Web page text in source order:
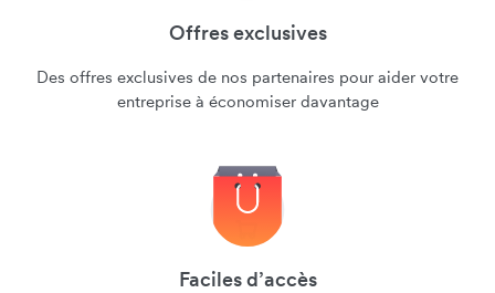
Offres exclusives
Des offres exclusives de nos partenaires pour aider votre
entreprise à économiser davantage
Faciles d’accès